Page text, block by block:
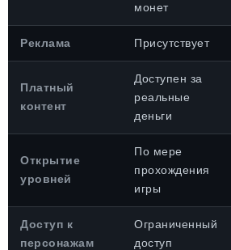
монет
Реклама Присутствует
Платный
контент
Доступен за
реальные
деньги
Открытие
уровней
По мере
прохождения
игры
Доступ к
персонажам
Ограниченный
доступ